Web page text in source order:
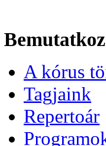
A kórus
Tagjaink
Repertoár